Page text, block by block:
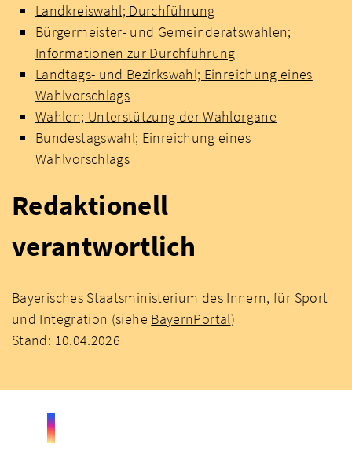
Landkreiswahl; Durchführung
Bürgermeister- und Gemeinderatswahlen;
Informationen zur Durchführung
Landtags- und Bezirkswahl; Einreichung eines
Wahlvorschlags
Wahlen; Unterstützung der Wahlorgane
Bundestagswahl; Einreichung eines
Wahlvorschlags
Redaktionell
verantwortlich
Bayerisches Staatsministerium des Innern, für Sport
und Integration (siehe BayernPortal)
Stand: 10.04.2026